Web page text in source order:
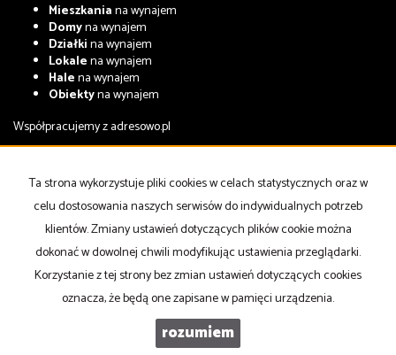
Mieszkaniana wynajem
Domyna wynajem
Działkina wynajem
Lokalena wynajem
Halena wynajem
Obiektyna wynajem
Współpracujemy zadresowo.pl
Domyna sprzedaż
Działkina sprzedaż
Lokalena sprzedaż
Halena sprzedaż
Obiekty na sprzedaż
Strona główna notatnik Kup Sprzedaj Kontakt
PRONOVO Nieruchomości 2026Program dla biur nieruchomości
Galactica Virgo
Ta strona wykorzystuje pliki cookies w celach statystycznych oraz w
celu dostosowania naszych serwisów do indywidualnych potrzeb
klientów. Zmiany ustawień dotyczących plików cookie można
dokonać w dowolnej chwili modyfikując ustawienia przeglądarki.
Korzystanie z tej strony bez zmian ustawień dotyczących cookies
oznacza, że będą one zapisane w pamięci urządzenia.
rozumiem